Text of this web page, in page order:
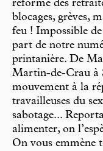
réforme des
blocages, grèves,
feu ! Impossible
part de notre
printanière. De
Martin-de-Crau à
mouvement à la
travailleuses du
sabotage...
alimenter, on
On vous emmène